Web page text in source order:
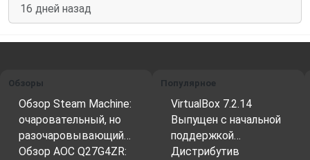
16 дней назад
Обзоры
Обзор Steam Machine:
очаровательный, но
разочаровывающий…
Обзор AOC Q27G4ZR:
Популярное
VirtualBox 7.2.14
Выпущен с начальной
поддержкой…
Дистрибутив